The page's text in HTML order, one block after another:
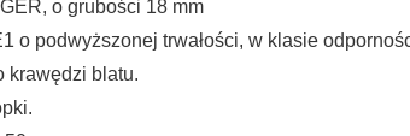
o grubości 18 mm
podwyższonej trwałości, w klasie
krawędzi blatu.